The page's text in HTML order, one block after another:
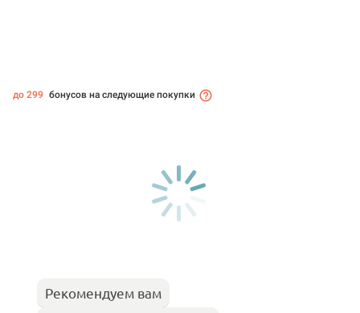
до 299 бонусов на следующие покупки
Рекомендуем вам